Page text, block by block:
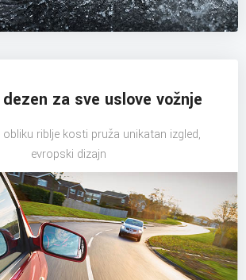
za sve uslove vožnje
obliku riblje kosti pruža unikatan izgled,
evropski dizajn